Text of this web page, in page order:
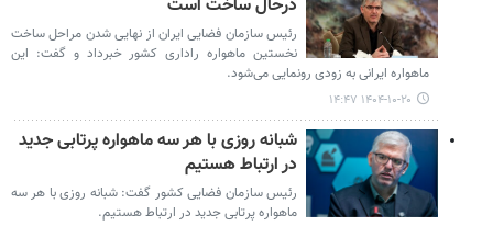
درحال ساخت است
رئیس سازمان فضایی ایران از نهایی شدن مراحل ساخت
نخستین ماهواره راداری کشور خبرداد و گفت: این
ماهواره ایرانی به زودی رونمایی می‌شود.
۱۴۰۴-۱۰-۲۰ ۱۴:۴۷
شبانه روزی با هر سه ماهواره پرتابی جدید
در ارتباط هستیم
رئیس سازمان فضایی کشور گفت: شبانه روزی با هر سه
ماهواره پرتابی جدید در ارتباط هستیم.